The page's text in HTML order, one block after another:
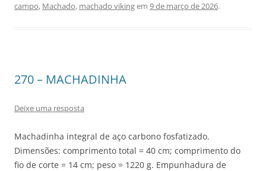
campo, Machado, machado vikingem 9 de março de 2026.
270 – MACHADINHA
Deixe uma resposta
Machadinha integral de aço carbono fosfatizado.
Dimensões: comprimento total = 40 cm; comprimento do
fio de corte = 14 cm; peso = 1220 g. Empunhadura de